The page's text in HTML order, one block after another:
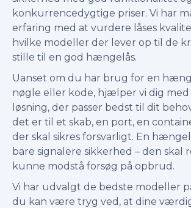
konkurrencedygtige priser. Vi har
erfaring med at vurdere låses
hvilke modeller der lever op til de
stille til en god hængelås.
Uanset om du har brug for en
nøgle eller kode, hjælper vi dig
løsning, der passer bedst til dit
det er til et skab, en port, en
der skal sikres forsvarligt. En
bare signalere sikkerhed – den skal
kunne modstå forsøg på opbrud.
Vi har udvalgt de bedste modeller
du kan være tryg ved, at dine